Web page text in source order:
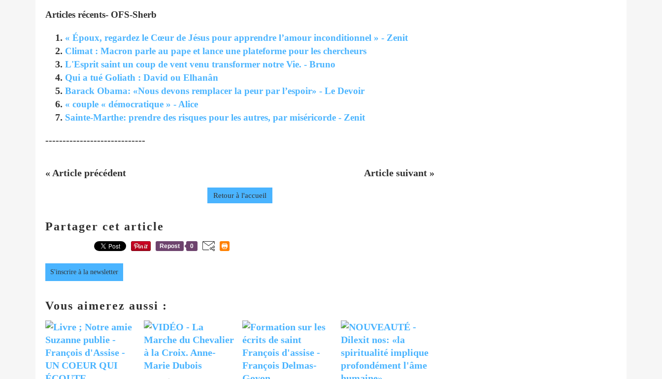
Articles récents- OFS-Sherb
« Époux, regardez le Cœur de Jésus pour apprendre l’amour inconditionnel » - Zenit
Climat : Macron parle au pape et lance une plateforme pour les chercheurs
L'Esprit saint un coup de vent venu transformer notre Vie. - Bruno
Qui a tué Goliath : David ou Elhanân
Barack Obama: «Nous devons remplacer la peur par l’espoir» - Le Devoir
« couple « démocratique » - Alice
Sainte-Marthe: prendre des risques pour les autres, par miséricorde - Zenit
-----------------------------
« Article précédent Article suivant »
Retour à l'accueil
Partager cet article
Repost 0
S'inscrire à la newsletter
Vous aimerez aussi :